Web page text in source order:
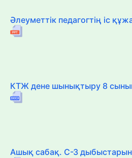
Әлеуметтік педагогтің іс
КТЖ дене шынықтыру 8
Ашық сабақ. С-З